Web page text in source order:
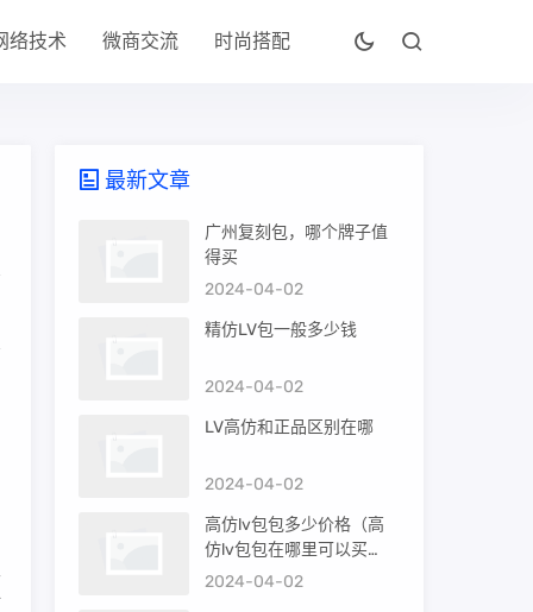
络技术 微商交流 时尚搭配
最新文章
广州复刻包，哪个牌子值
得买
2024-04-02
精仿LV包一般多少钱
2024-04-02
LV高仿和正品区别在哪
2024-04-02
高仿lv包包多少价格（高
仿lv包包在哪里可以买
到）
2024-04-02